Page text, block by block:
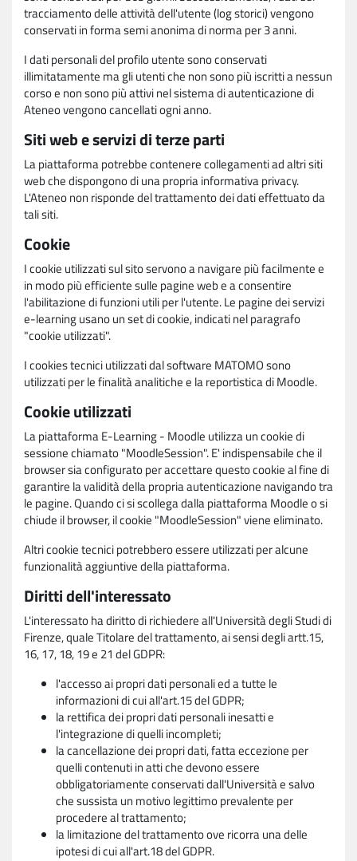
tracciamento delle attività dell'utente (log storici) vengono
conservati in forma semi anonima di norma per 3 anni.
I dati personali del profilo utente sono conservati
illimitatamente ma gli utenti che non sono più iscritti a nessun
corso e non sono più attivi nel sistema di autenticazione di
Ateneo vengono cancellati ogni anno.
Siti web e servizi di terze parti
La piattaforma potrebbe contenere collegamenti ad altri siti
web che dispongono di una propria informativa privacy.
L'Ateneo non risponde del trattamento dei dati effettuato da
tali siti.
Cookie
I cookie utilizzati sul sito servono a navigare più facilmente e
in modo più efficiente sulle pagine web e a consentire
l'abilitazione di funzioni utili per l'utente. Le pagine dei servizi
e-learning usano un set di cookie, indicati nel paragrafo
"cookie utilizzati".
I cookies tecnici utilizzati dal software MATOMO sono
utilizzati per le finalità analitiche e la reportistica di Moodle.
Cookie utilizzati
La piattaforma E-Learning - Moodle utilizza un cookie di
sessione chiamato "MoodleSession". E' indispensabile che il
browser sia configurato per accettare questo cookie al fine di
garantire la validità della propria autenticazione navigando tra
le pagine. Quando ci si scollega dalla piattaforma Moodle o si
chiude il browser, il cookie "MoodleSession" viene eliminato.
Altri cookie tecnici potrebbero essere utilizzati per alcune
funzionalità aggiuntive della piattaforma.
Diritti dell'interessato
L'interessato ha diritto di richiedere all'Università degli Studi di
Firenze, quale Titolare del trattamento, ai sensi degli artt.15,
16, 17, 18, 19 e 21 del GDPR:
l'accesso ai propri dati personali ed a tutte le
informazioni di cui all'art.15 del GDPR;
la rettifica dei propri dati personali inesatti e
l'integrazione di quelli incompleti;
la cancellazione dei propri dati, fatta eccezione per
quelli contenuti in atti che devono essere
obbligatoriamente conservati dall'Università e salvo
che sussista un motivo legittimo prevalente per
procedere al trattamento;
la limitazione del trattamento ove ricorra una delle
ipotesi di cui all'art.18 del GDPR.